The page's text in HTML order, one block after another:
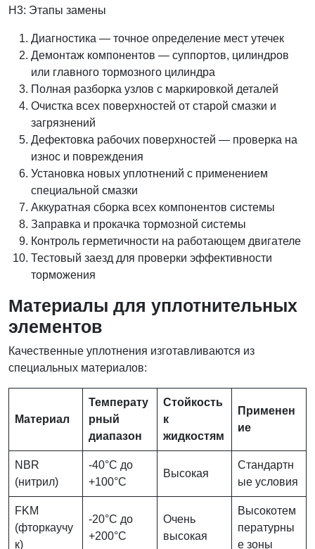
H3: Этапы замены
Диагностика — точное определение мест утечек
Демонтаж компонентов — суппортов, цилиндров
или главного тормозного цилиндра
Полная разборка узлов с маркировкой деталей
Очистка всех поверхностей от старой смазки и
загрязнений
Дефектовка рабочих поверхностей — проверка на
износ и повреждения
Установка новых уплотнений с применением
специальной смазки
Аккуратная сборка всех компонентов системы
Заправка и прокачка тормозной системы
Контроль герметичности на работающем двигателе
Тестовый заезд для проверки эффективности
торможения
Материалы для уплотнительных
элементов
Качественные уплотнения изготавливаются из
специальных материалов:
Материал
Температу
рный
диапазон
Стойкость
к
жидкостям
Применен
ие
NBR
(нитрил)
-40°C до
+100°C
Высокая
Стандартн
ые условия
FKM
(фторкаучу
к)
-20°C до
+200°C
Очень
высокая
Высокотем
пературны
е зоны